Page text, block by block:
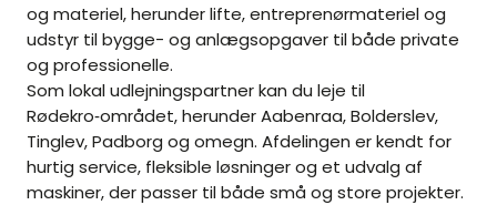
og materiel, herunder lifte, entreprenørmateriel og
udstyr til bygge- og anlægsopgaver til både private
og professionelle.
Som lokal udlejningspartner kan du leje til
Rødekro‑området, herunder Aabenraa, Bolderslev,
Tinglev, Padborg og omegn. Afdelingen er kendt for
hurtig service, fleksible løsninger og et udvalg af
maskiner, der passer til både små og store projekter.